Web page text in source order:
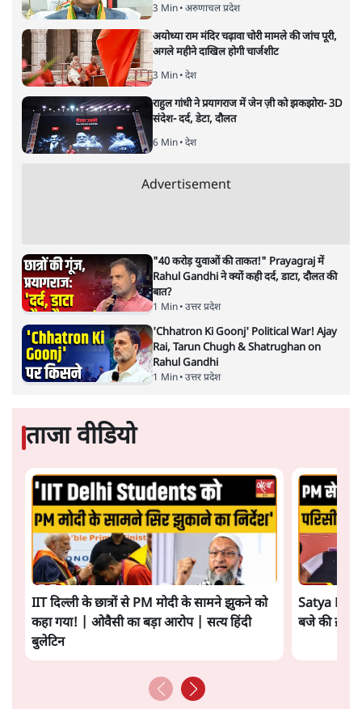
3 Min• अरुणाचल प्रदेश
अयोध्या राम मंदिर चढ़ावा चोरी मामले की जांच पूरी,
अगले महीने दाखिल होगी चार्जशीट
3 Min• देश
राहुल गांधी ने प्रयागराज में जेन ज़ी को झकझोरा- 3D
संदेश- दर्द, डेटा, दौलत
6 Min• देश
Advertisement
"40 करोड़ युवाओं की ताकत!" Prayagraj में
Rahul Gandhi ने क्यों कही दर्द, डाटा, दौलत की
बात?
1 Min• उत्तर प्रदेश
'Chhatron Ki Goonj' Political War! Ajay
Rai, Tarun Chugh & Shatrughan on
Rahul Gandhi
1 Min• उत्तर प्रदेश
ताजा वीडियो
IIT दिल्ली के छात्रों से PM मोदी के सामने झुकने को
कहा गया! | ओवैसी का बड़ा आरोप | सत्य हिंदी
बुलेटिन
Satya
बजे की ख़बरें